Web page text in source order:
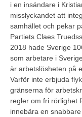
i en insändare i
misslyckandet att
samhället och pekar
Partiets Claes
2018 hade Sverige
som arbetare i
är arbetslösheten på
Varför inte erbjuda
gränserna för
regler om fri rörlighet
innebära en